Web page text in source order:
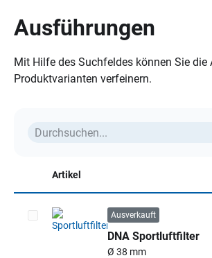
Ausführungen
Mit Hilfe des Suchfeldes können Sie die
Produktvarianten verfeinern.
Artikel
Artikel auswählen
Ausverkauft
DNA Sportluftfilter
Ø 38 mm